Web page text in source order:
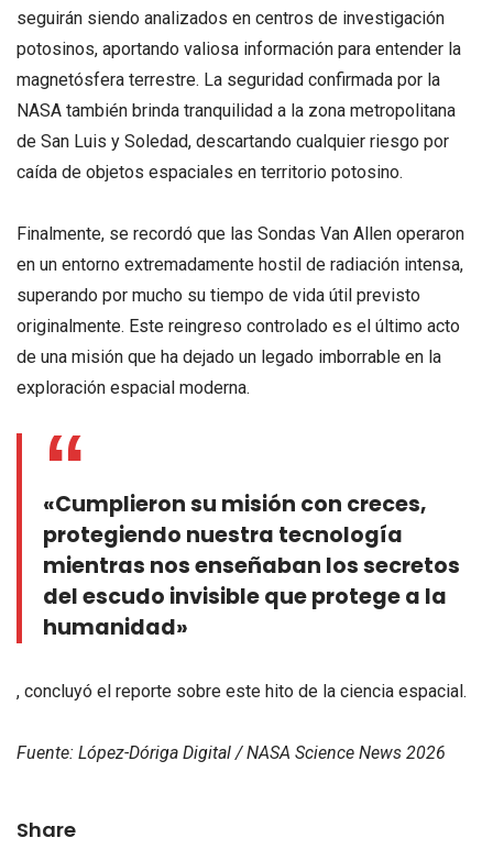
seguirán siendo analizados en centros de investigación
potosinos, aportando valiosa información para entender la
magnetósfera terrestre. La seguridad confirmada por la
NASA también brinda tranquilidad a la zona metropolitana
de San Luis y Soledad, descartando cualquier riesgo por
caída de objetos espaciales en territorio potosino.
Finalmente, se recordó que las Sondas Van Allen operaron
en un entorno extremadamente hostil de radiación intensa,
superando por mucho su tiempo de vida útil previsto
originalmente. Este reingreso controlado es el último acto
de una misión que ha dejado un legado imborrable en la
exploración espacial moderna.
«Cumplieron su misión con creces,
protegiendo nuestra tecnología
mientras nos enseñaban los secretos
del escudo invisible que protege a la
humanidad»
, concluyó el reporte sobre este hito de la ciencia espacial.
Fuente: López-Dóriga Digital / NASA Science News 2026
Share